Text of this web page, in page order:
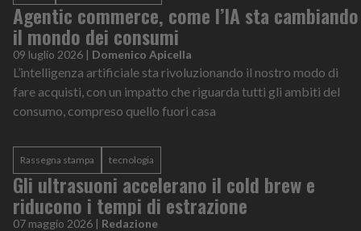
Agentic commerce, come l’IA sta cambiando
il mondo dei consumi
09 luglio 2026 | Domenico Apicella
L’intelligenza artificiale sta rivoluzionando il nostro modo di
fare acquisti, con un impatto che riguarda tutti gli ambiti del
consumo, compreso quello fuori casa
Rassegna stampa tecnologia
Gli ultrasuoni accelerano il cold brew e
riducono i tempi di estrazione
07 maggio 2026 | Redazione